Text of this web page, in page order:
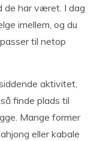
de har været. I dag
imellem, og du
til netop
aktivitet,
finde plads til
Mange former
eller kabale